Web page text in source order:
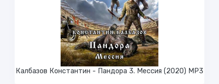
Калбазов Константин - Пандора 3. Мессия (2020) MP3